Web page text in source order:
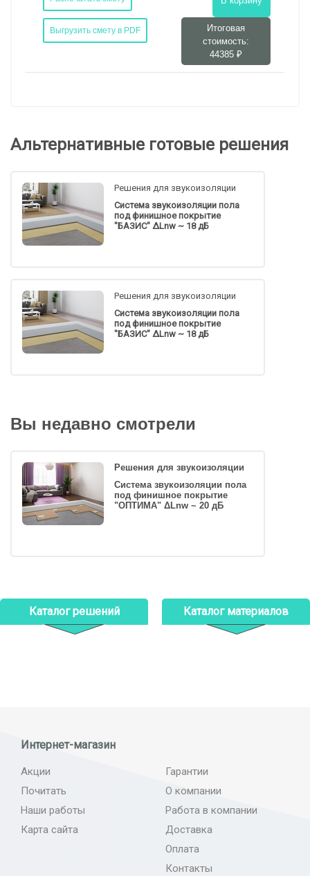
Каталог решений Каталог материалов
Выгрузить смету в PDF
Итоговая
стоимость:
44385 ₽
Альтернативные готовые решения
Решения для звукоизоляции
Система звукоизоляции пола
под финишное покрытие
"БАЗИС" ΔLnw ~ 18 дБ
Решения для звукоизоляции
Система звукоизоляции пола
под финишное покрытие
"БАЗИС" ΔLnw ~ 18 дБ
Вы недавно смотрели
Решения для звукоизоляции
Система звукоизоляции пола
под финишное покрытие
"ОПТИМА" ΔLnw ~ 20 дБ
Интернет-магазин
Акции
Почитать
Наши работы
Карта сайта
Гарантии
О компании
Работа в компании
Доставка
Оплата
Контакты